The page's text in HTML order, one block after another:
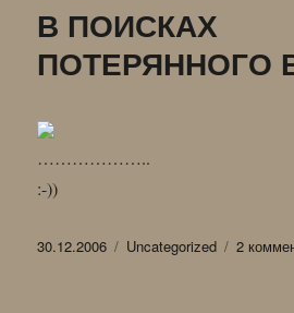
В ПОИСКАХ
ПОТЕРЯННОГО
………………..
:-))
Опубликовано
30.12.2006 Рубрики
Uncategorized 2